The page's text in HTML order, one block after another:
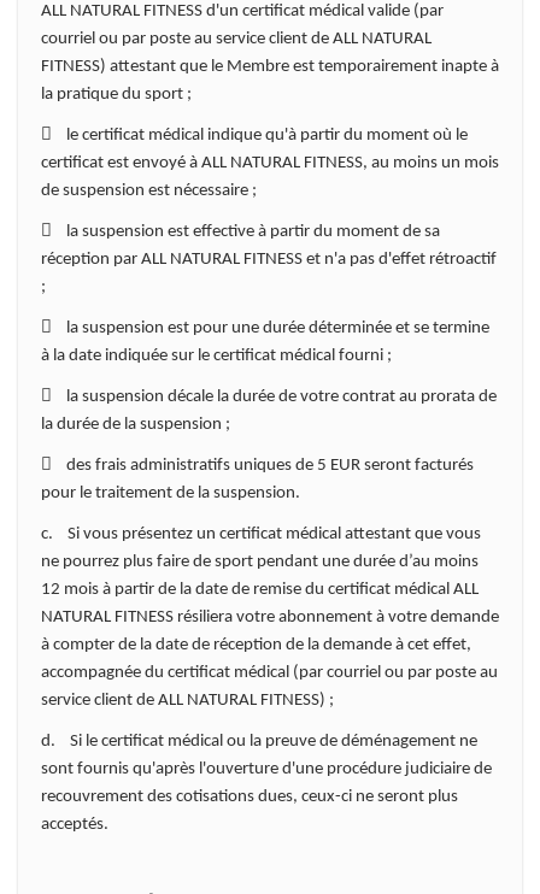
ALL NATURAL FITNESS d'un certificat médical valide (par
courriel ou par poste au service client de ALL NATURAL
FITNESS) attestant que le Membre est temporairement inapte à
la pratique du sport ;
 le certificat médical indique qu'à partir du moment où le
certificat est envoyé à ALL NATURAL FITNESS, au moins un mois
de suspension est nécessaire ;
 la suspension est effective à partir du moment de sa
réception par ALL NATURAL FITNESS et n'a pas d'effet rétroactif
;
 la suspension est pour une durée déterminée et se termine
à la date indiquée sur le certificat médical fourni ;
 la suspension décale la durée de votre contrat au prorata de
la durée de la suspension ;
 des frais administratifs uniques de 5 EUR seront facturés
pour le traitement de la suspension.
c. Si vous présentez un certificat médical attestant que vous
ne pourrez plus faire de sport pendant une durée d’au moins
12 mois à partir de la date de remise du certificat médical ALL
NATURAL FITNESS résiliera votre abonnement à votre demande
à compter de la date de réception de la demande à cet effet,
accompagnée du certificat médical (par courriel ou par poste au
service client de ALL NATURAL FITNESS) ;
d. Si le certificat médical ou la preuve de déménagement ne
sont fournis qu'après l'ouverture d'une procédure judiciaire de
recouvrement des cotisations dues, ceux-ci ne seront plus
acceptés.